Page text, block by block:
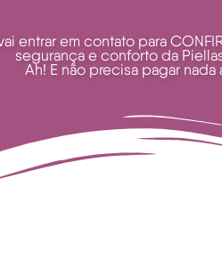
entrar em contato para
segurança e conforto da
Ah! E não precisa pagar nada